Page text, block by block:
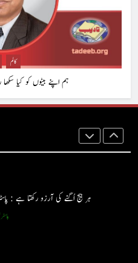
کالم
ہم اپنے بیٹوں کو کیا
حب الوطنی اور مذہبی وابستگی :
ہر بیج اُگنے کی آرزو رکھتا ہے :